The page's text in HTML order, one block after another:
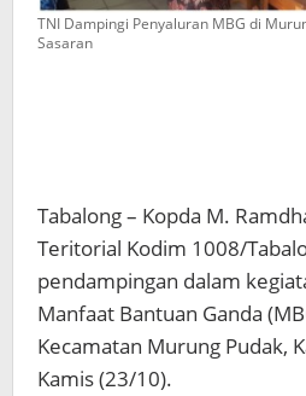
TNI Dampingi Penyaluran MBG di
Sasaran
Tabalong – Kopda M.
Teritorial Kodim 1008/
pendampingan dalam
Manfaat Bantuan Ganda
Kecamatan Murung Pudak,
Kamis (23/10).